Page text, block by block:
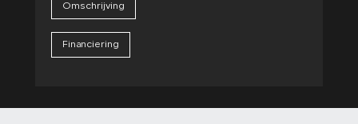
Omschrijving
Financiering